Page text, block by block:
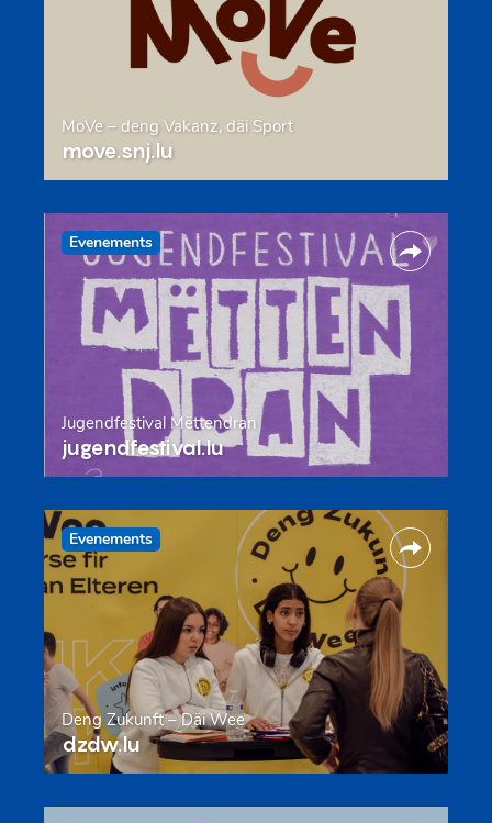
MoVe – deng Vakanz, däi Sport
move.snj.lu
Evenements
Jugendfestival Mëttendran
jugendfestival.lu
Evenements
Deng Zukunft – Däi Wee
dzdw.lu